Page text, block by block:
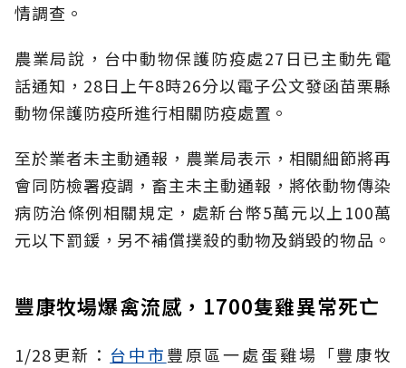
情調查。
農業局說，台中動物保護防疫處27日已主動先電
話通知，28日上午8時26分以電子公文發函苗栗縣
動物保護防疫所進行相關防疫處置。
至於業者未主動通報，農業局表示，相關細節將再
會同防檢署疫調，畜主未主動通報，將依動物傳染
病防治條例相關規定，處新台幣5萬元以上100萬
元以下罰鍰，另不補償撲殺的動物及銷毀的物品。
豐康牧場爆禽流感，1700隻雞異常死亡
1/28更新： 台中市豐原區一處蛋雞場「豐康牧